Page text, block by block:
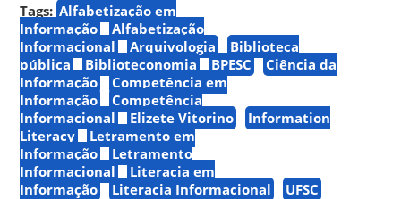
Tags: Alfabetização em
Informação
Alfabetização
Informacional
Arquivologia
Biblioteca
pública
Biblioteconomia BPESC
Ciência da
Informação
Competência em
Informação
Competência
Informacional
Elizete Vitorino
Information
Literacy
Letramento em
Informação
Letramento
Informacional
Literacia em
Informação
Literacia Informacional UFSC